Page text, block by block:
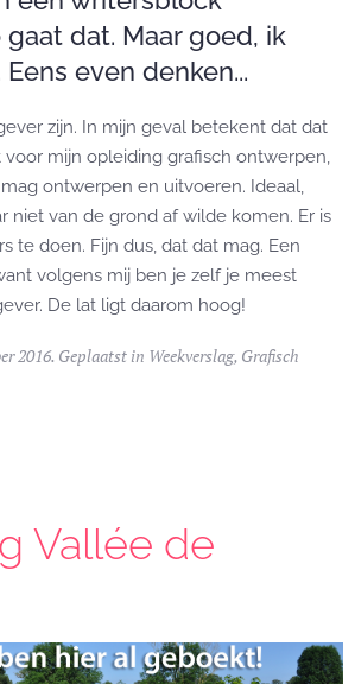
dat. Maar goed, ik
even denken...
zijn. In mijn geval betekent dat dat
voor mijn opleiding grafisch ontwerpen,
ontwerpen en uitvoeren. Ideaal,
niet van de grond af wilde komen. Er is
te doen. Fijn dus, dat dat mag. Een
volgens mij ben je zelf je meest
De lat ligt daarom hoog!
2016. Geplaatst in Weekverslag, Grafisch
Vallée de